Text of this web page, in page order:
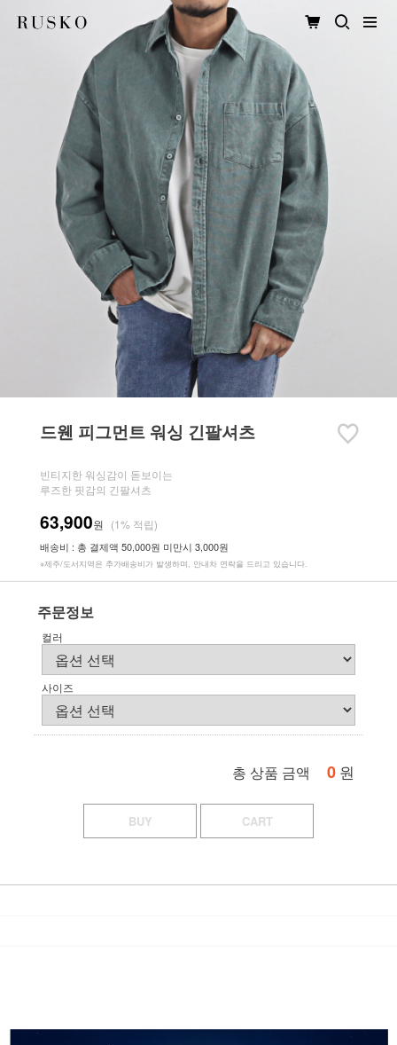
드웬 피그먼트 워싱 긴팔셔츠
빈티지한 워싱감이 돋보이는
루즈한 핏감의 긴팔셔츠
63,900원 (1% 적립)
배송비 : 총 결제액 50,000원 미만시 3,000원
※제주/도서지역은 추가배송비가 발생하며, 안내차 연락을 드리고 있습니다.
주문정보
컬러
사이즈
총 상품 금액 0 원
BUY CART